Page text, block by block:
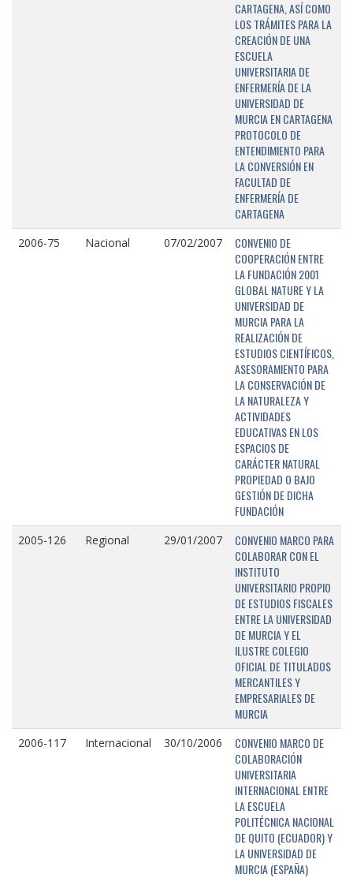
CARTAGENA, ASÍ COMO
LOS TRÁMITES PARA LA
CREACIÓN DE UNA
ESCUELA
UNIVERSITARIA DE
ENFERMERÍA DE LA
UNIVERSIDAD DE
MURCIA EN CARTAGENA
PROTOCOLO DE
ENTENDIMIENTO PARA
LA CONVERSIÓN EN
FACULTAD DE
ENFERMERÍA DE
CARTAGENA
2006-75 Nacional 07/02/2007
CONVENIO DE
COOPERACIÓN ENTRE
LA FUNDACIÓN 2001
GLOBAL NATURE Y LA
UNIVERSIDAD DE
MURCIA PARA LA
REALIZACIÓN DE
ESTUDIOS CIENTÍFICOS,
ASESORAMIENTO PARA
LA CONSERVACIÓN DE
LA NATURALEZA Y
ACTIVIDADES
EDUCATIVAS EN LOS
ESPACIOS DE
CARÁCTER NATURAL
PROPIEDAD O BAJO
GESTIÓN DE DICHA
FUNDACIÓN
2005-126 Regional 29/01/2007
CONVENIO MARCO PARA
COLABORAR CON EL
INSTITUTO
UNIVERSITARIO PROPIO
DE ESTUDIOS FISCALES
ENTRE LA UNIVERSIDAD
DE MURCIA Y EL
ILUSTRE COLEGIO
OFICIAL DE TITULADOS
MERCANTILES Y
EMPRESARIALES DE
MURCIA
2006-117 Internacional 30/10/2006
CONVENIO MARCO DE
COLABORACIÓN
UNIVERSITARIA
INTERNACIONAL ENTRE
LA ESCUELA
POLITÉCNICA NACIONAL
DE QUITO (ECUADOR) Y
LA UNIVERSIDAD DE
MURCIA (ESPAÑA)